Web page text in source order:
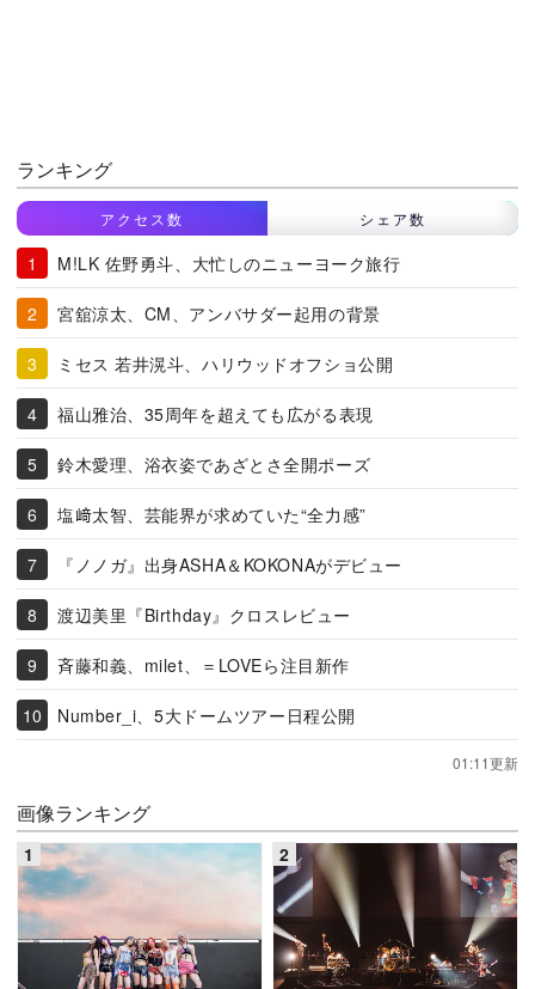
ランキング
アクセス数 シェア数
M!LK 佐野勇斗、大忙しのニューヨーク旅行
宮舘涼太、CM、アンバサダー起用の背景
ミセス 若井滉斗、ハリウッドオフショ公開
福山雅治、35周年を超えても広がる表現
鈴木愛理、浴衣姿であざとさ全開ポーズ
塩﨑太智、芸能界が求めていた“全力感”
『ノノガ』出身ASHA＆KOKONAがデビュー
渡辺美里『Birthday』クロスレビュー
斉藤和義、milet、＝LOVEら注目新作
Number_i、5大ドームツアー日程公開
01:11更新
画像ランキング